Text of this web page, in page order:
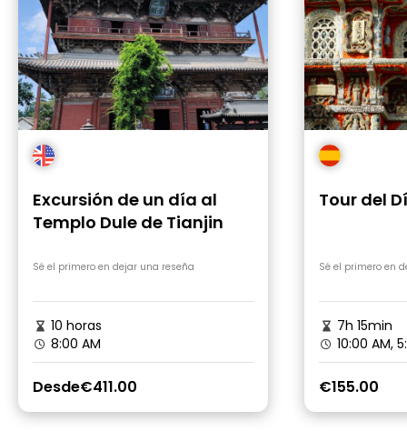
Excursión de un día al
Templo Dule de Tianjin
Sé el primero en dejar una reseña
10 horas
8:00 AM
Desde€411.00
Tour del
Sé el primero en
7h 15min
10:00 AM,
€155.00